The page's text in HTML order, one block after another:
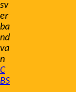
sv
er
ba
nd
va
n
C
BS